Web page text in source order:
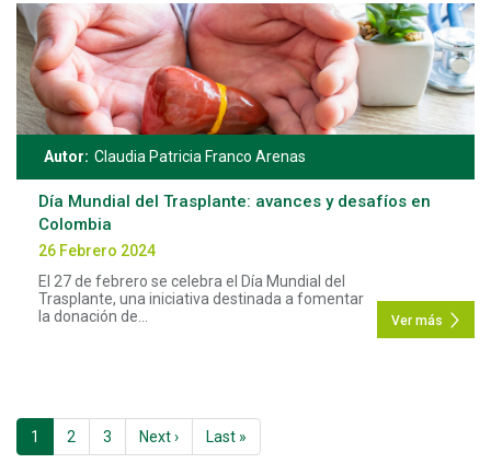
Autor: Claudia Patricia Franco Arenas
Día Mundial del Trasplante: avances y desafíos en
Colombia
26 Febrero 2024
El 27 de febrero se celebra el Día Mundial del
Trasplante, una iniciativa destinada a fomentar
la donación de...
Ver más
Paginación
1 2 3 Next › Siguiente
página
Last »
página